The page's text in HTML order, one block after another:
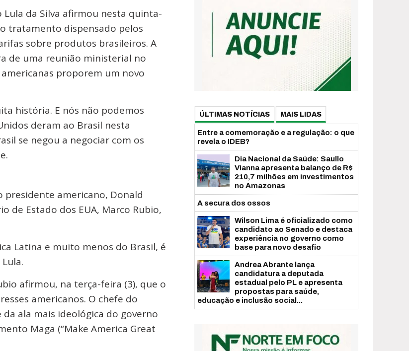
Lula da Silva afirmou nesta quinta-
tratamento dispensado pelos
sobre produtos brasileiros. A
de uma reunião ministerial no
proporem um novo
história. E nós não podemos
deram ao Brasil nesta
se negou a negociar com os
presidente americano, Donald
de Estado dos EUA, Marco Rubio,
Latina e muito menos do Brasil, é
afirmou, na terça-feira (3), que o
americanos. O chefe do
ala mais ideológica do governo
Maga (“Make America Great
ÚLTIMAS NOTÍCIAS MAIS LIDAS
Entre a comemoração e a regulação: o que
revela o IDEB?
Dia Nacional da Saúde: Saullo
Vianna apresenta balanço de R$
210,7 milhões em investimentos
no Amazonas
A secura dos ossos
Wilson Lima é oficializado como
candidato ao Senado e destaca
experiência no governo como
base para novo desafio
Andrea Abrante lança
candidatura a deputada
estadual pelo PL e apresenta
propostas para saúde,
educação e inclusão social...